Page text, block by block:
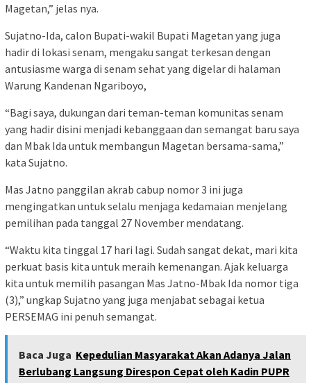
Magetan,” jelas nya.
Sujatno-Ida, calon Bupati-wakil Bupati Magetan yang juga
hadir di lokasi senam, mengaku sangat terkesan dengan
antusiasme warga di senam sehat yang digelar di halaman
Warung Kandenan Ngariboyo,
“Bagi saya, dukungan dari teman-teman komunitas senam
yang hadir disini menjadi kebanggaan dan semangat baru saya
dan Mbak Ida untuk membangun Magetan bersama-sama,”
kata Sujatno.
Mas Jatno panggilan akrab cabup nomor 3 ini juga
mengingatkan untuk selalu menjaga kedamaian menjelang
pemilihan pada tanggal 27 November mendatang.
“Waktu kita tinggal 17 hari lagi. Sudah sangat dekat, mari kita
perkuat basis kita untuk meraih kemenangan. Ajak keluarga
kita untuk memilih pasangan Mas Jatno-Mbak Ida nomor tiga
(3),” ungkap Sujatno yang juga menjabat sebagai ketua
PERSEMAG ini penuh semangat.
Baca Juga Kepedulian Masyarakat Akan Adanya Jalan
Berlubang Langsung Direspon Cepat oleh Kadin PUPR